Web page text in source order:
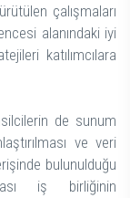
çalışmaları
alanındaki iyi
katılımcılara
de sunum
ve veri
bulunulduğu
iş birliğinin